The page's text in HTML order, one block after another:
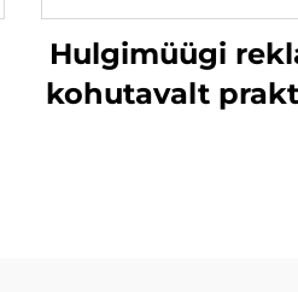
Hulgimüügi
kohutavalt